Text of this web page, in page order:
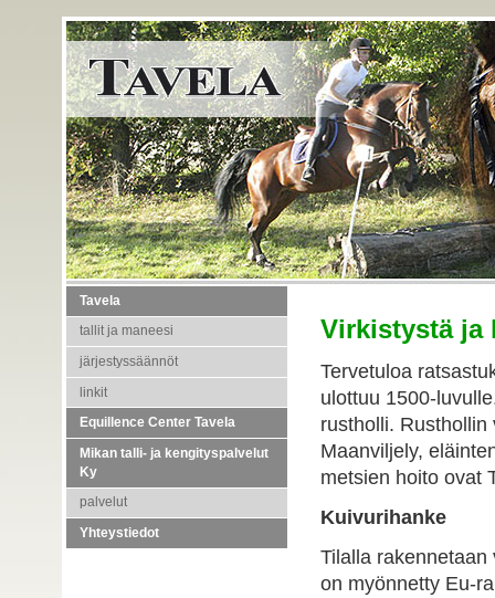
Tavela
tallit ja maneesi
järjestyssäännöt
linkit
Equillence Center Tavela
Mikan talli- ja kengityspalvelut
Ky
palvelut
Yhteystiedot
Virkistystä ja
Tervetuloa
ulottuu 1500-
rustholli.
Maanviljely,
metsien hoito ovat
Kuivurihanke
Tilalla
on myönnetty Eu-